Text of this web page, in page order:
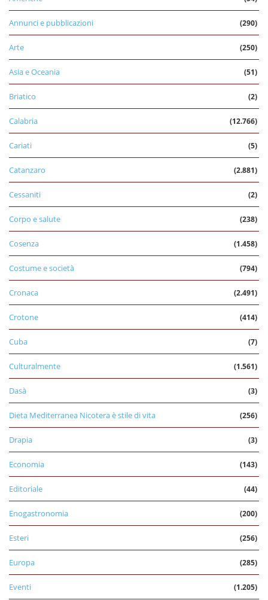
Annunci e pubblicazioni (290)
Arte (250)
Asia e Oceania (51)
Briatico (2)
Calabria (12.766)
Cariati (5)
Catanzaro (2.881)
Cessaniti (2)
Corpo e salute (238)
Cosenza (1.458)
Costume e società (794)
Cronaca (2.491)
Crotone (414)
Cuba (7)
Culturalmente (1.561)
Dasà (3)
Dieta Mediterranea Nicotera è stile di vita (256)
Drapia (3)
Economia (143)
Editoriale (44)
Enogastronomia (200)
Esteri (256)
Europa (285)
Eventi (1.205)